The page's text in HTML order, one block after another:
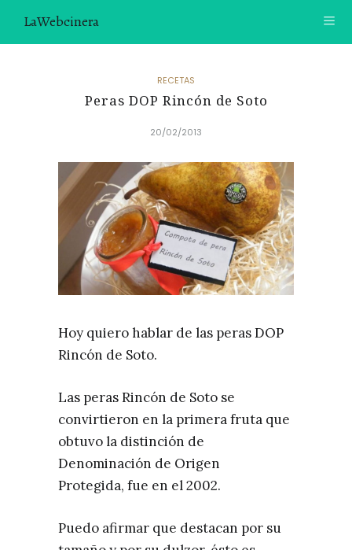
LaWebcinera
VIDEORECETAS
SOBRE MÍ
¿TE GUSTARÍA UNIRTE A NUESTRA AVENTURA GASTRON
ÚNETE A LA NEWSLETTER
RECOMENDACIONES
RECETAS
Peras DOP Rincón de Soto
20/02/2013
Hoy quiero hablar de las peras DOP
Rincón de Soto.
Las peras Rincón de Soto se
convirtieron en la primera fruta que
obtuvo la distinción de
Denominación de Origen
Protegida, fue en el 2002.
Puedo afirmar que destacan por su